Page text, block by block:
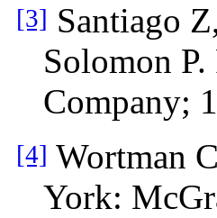
[3] Santiago
Solomon
Company;
[4] Wortman
York: